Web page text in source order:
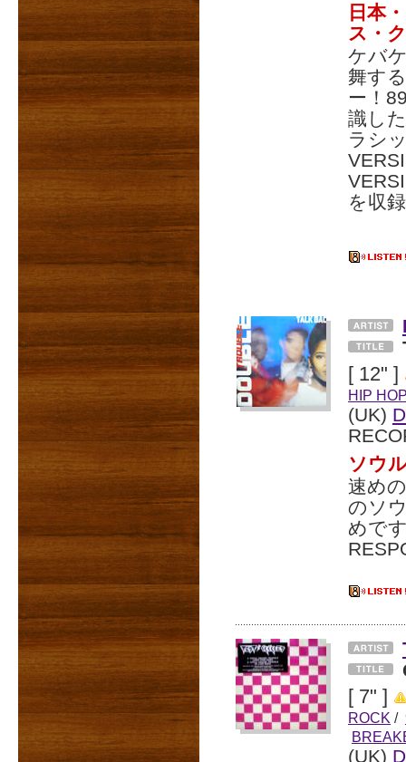
日本
ス・
ケバ
舞す
ー！
識し
ラシ
を収
[ 12" ]
HIP
(UK)
ソウ
速め
のソ
めで
[ 7" ]
ROCK /
(UK)